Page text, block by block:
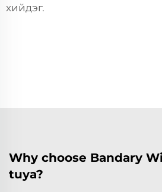
хийдэг.
Why choose Bandary
tuya?